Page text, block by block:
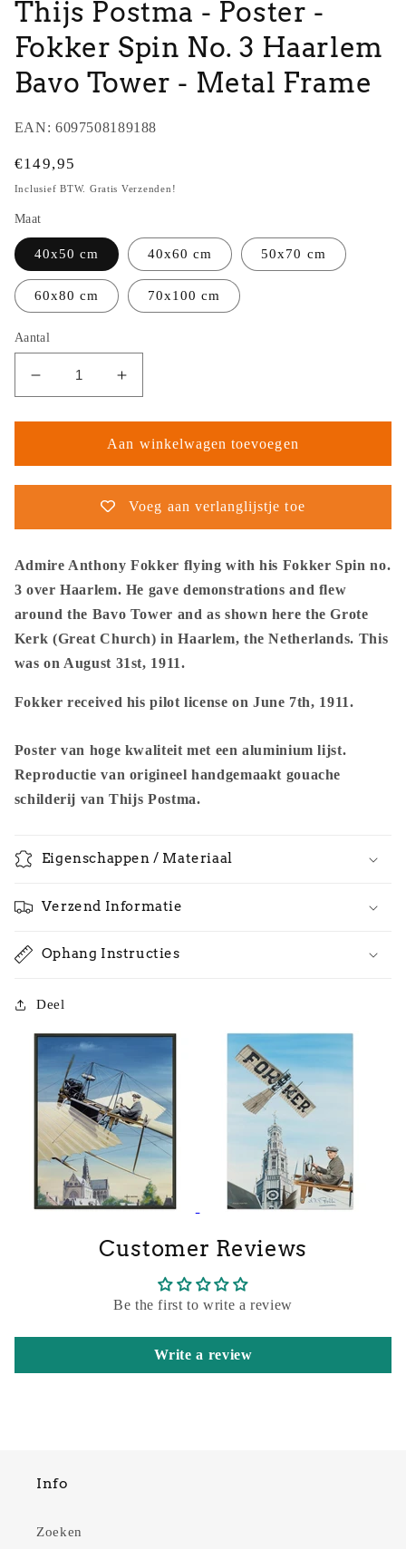
Thijs Postma - Poster -
Fokker Spin No. 3 Haarlem
Bavo Tower - Metal Frame
EAN: 6097508189188
Normale
prijs
€149,95
Inclusief BTW. Gratis Verzenden!
Maat
40x50 cm 40x60 cm 50x70 cm
60x80 cm 70x100 cm
Aantal
Aantal
verlagen
voor
Postma
-
Spin
No.
Haarlem
Bavo
Tower
Metal
Aantal
verhogen
voor
Thijs
Postma
-
Poster
Spin
No.
Haarlem
Bavo
Tower
Metal
Aan winkelwagen toevoegen
Voeg aan verlanglijstje toe
Admire Anthony Fokker flying with his Fokker Spin no.
3 over Haarlem. He gave demonstrations and flew
around the Bavo Tower and as shown here the Grote
Kerk (Great Church) in Haarlem, the Netherlands. This
was on August 31st, 1911.
Fokker received his pilot license on June 7th, 1911.
Poster van hoge kwaliteit met een aluminium lijst.
Reproductie van origineel handgemaakt gouache
schilderij van Thijs Postma.
Eigenschappen / Materiaal
Verzend Informatie
Ophang Instructies
Deel
Customer Reviews
Be the first to write a review
Write a review
Info
Zoeken